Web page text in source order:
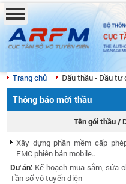
BỘ
CỤC
THE
Trang chủ Đấu thầu - Đầu tư
Thông báo mời thầu
Tên gói thầu /
Xây dựng phần mềm cấp
EMC phiên bản mobile..
Dự án: Kế hoạch mua sắm, sửa
Tần số vô tuyến điện